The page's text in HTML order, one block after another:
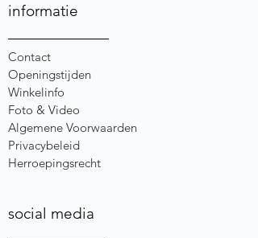
informatie
Contact
Openingstijden
Winkelinfo
Foto & Video
Algemene Voorwaarden
Privacybeleid
Herroepingsrecht
social media